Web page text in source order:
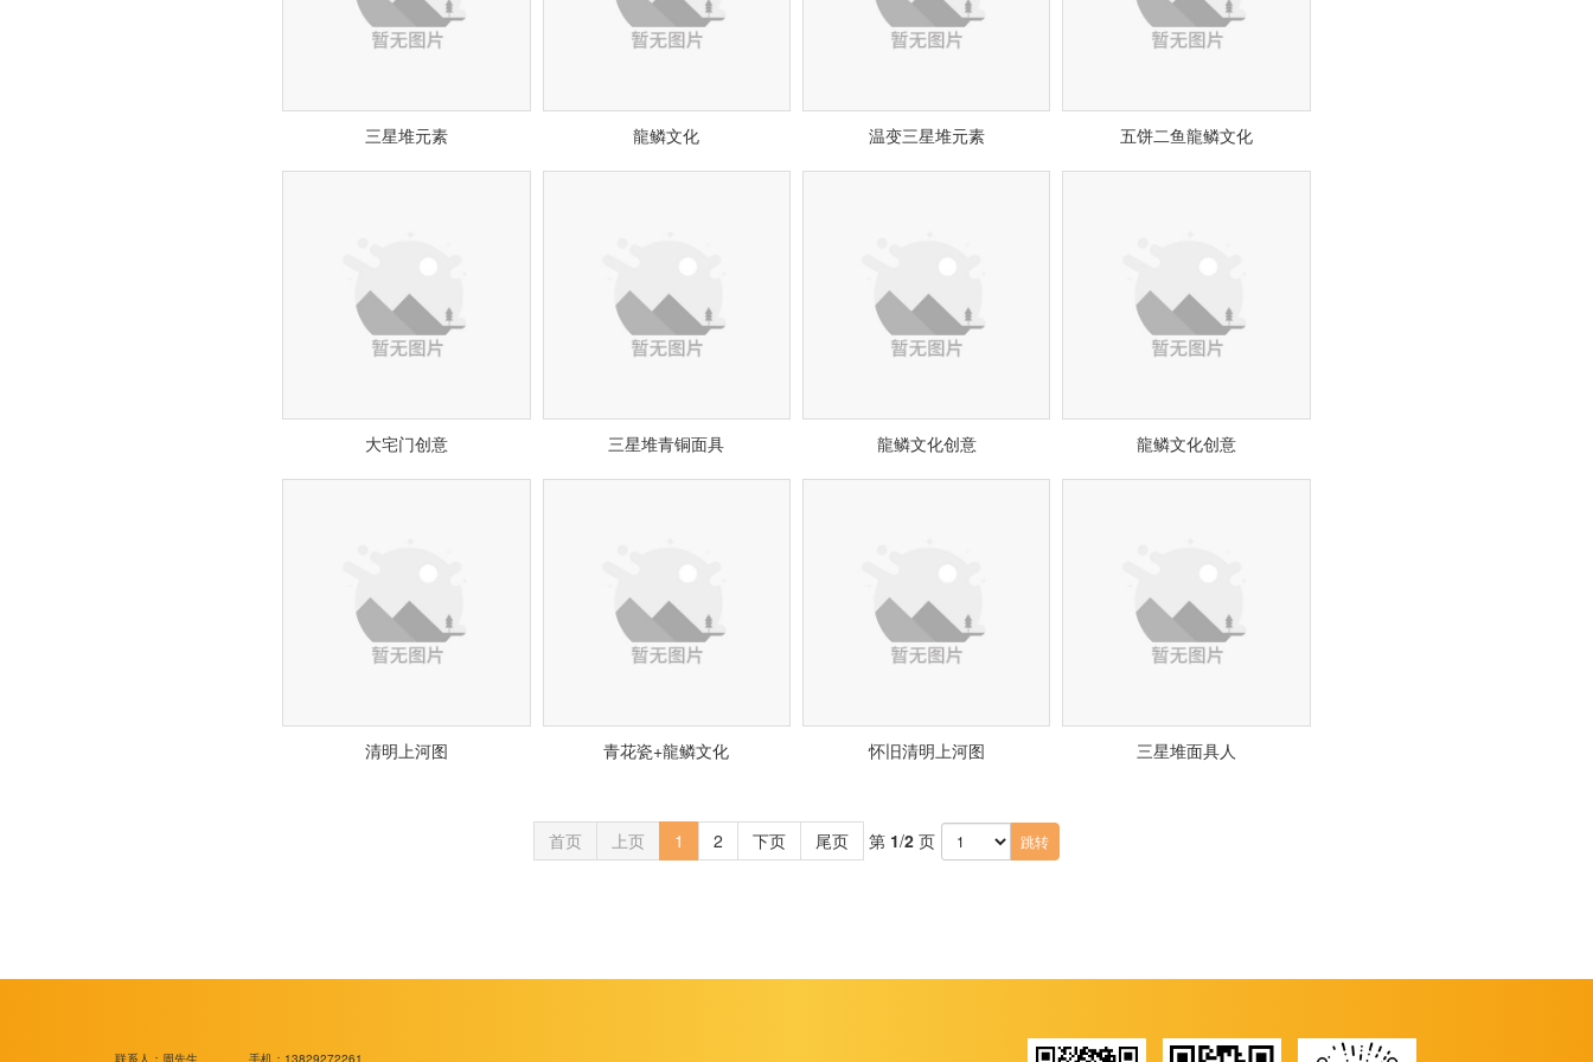
三星堆元素 龍鳞文化 温变三星堆元素 五饼二鱼龍鳞文化
大宅门创意 三星堆青铜面具 龍鳞文化创意 龍鳞文化创意
清明上河图 青花瓷+龍鳞文化 怀旧清明上河图 三星堆面具人
首页 上页 1 2 下页 尾页 第 1/2页 跳转
联系人：周先生 手机：13829272261